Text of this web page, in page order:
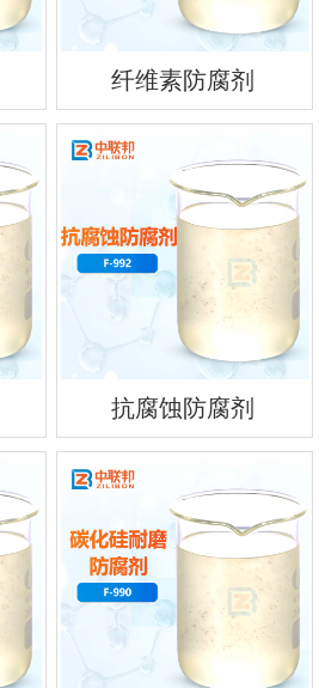
纤维素防腐剂
抗腐蚀防腐剂